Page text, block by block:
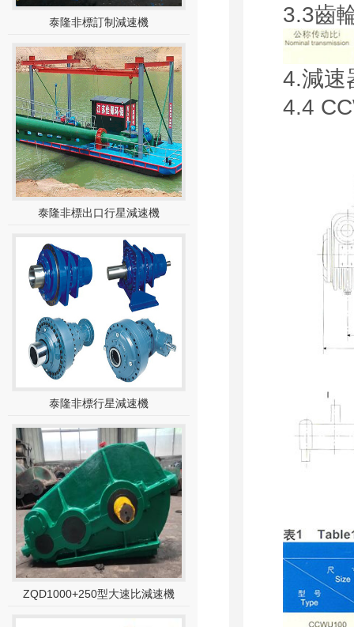
泰隆非標訂制減速機
泰隆非標出口行星減速機
泰隆非標行星減速機
ZQD1000+250型大速比減速機
3.3齒
4.減速
4.4